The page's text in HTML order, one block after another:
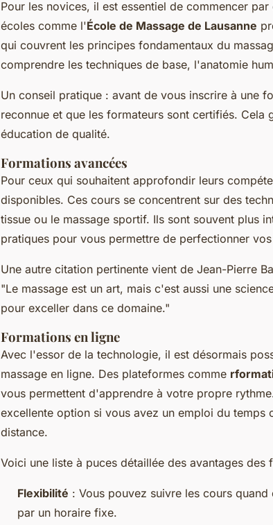
Pour les novices, il est essentiel de commencer
écoles comme l'École de Massage de Lausanne
qui couvrent les principes fondamentaux du
comprendre les techniques de base, l'anatomie
Un conseil pratique : avant de vous inscrire à une
reconnue et que les formateurs sont certifiés. Cela
éducation de qualité.
Formations avancées
Pour ceux qui souhaitent approfondir leurs
disponibles. Ces cours se concentrent sur des
tissue ou le massage sportif. Ils sont souvent plus
pratiques pour vous permettre de perfectionner
Une autre citation pertinente vient de Jean-Pierre
"Le massage est un art, mais c'est aussi une
pour exceller dans ce domaine."
Formations en ligne
Avec l'essor de la technologie, il est désormais
massage en ligne. Des plateformes comme
vous permettent d'apprendre à votre propre
excellente option si vous avez un emploi du temps
distance.
Voici une liste à puces détaillée des avantages des
Flexibilité : Vous pouvez suivre les cours
par un horaire fixe.